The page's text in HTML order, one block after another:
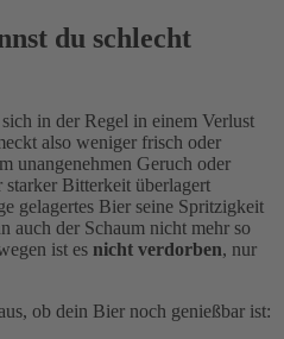
du schlecht
in der Regel in einem Verlust
also weniger frisch oder
unangenehmen Geruch oder
starker Bitterkeit überlagert
gelagertes Bier seine Spritzigkeit
auch der Schaum nicht mehr so
ist es nicht verdorben, nur
ob dein Bier noch genießbar ist: